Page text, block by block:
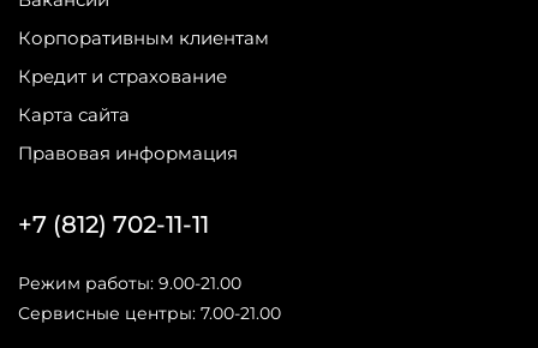
Корпоративным клиентам
Кредит и страхование
Карта сайта
Правовая информация
+7 (812) 702-11-11
Режим работы: 9.00-21.00
Сервисные центры: 7.00-21.00